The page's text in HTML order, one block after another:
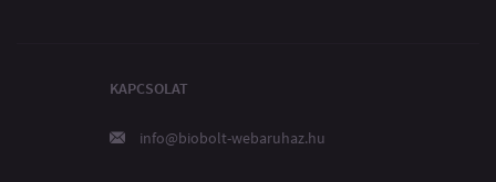
KAPCSOLAT
info@biobolt-webaruhaz.hu